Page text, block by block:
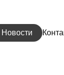
Новости